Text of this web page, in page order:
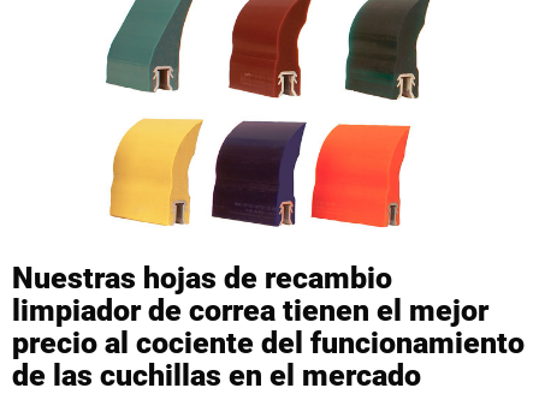
Nuestras hojas de recambio
limpiador de correa tienen el mejor
precio al cociente del funcionamiento
de las cuchillas en el mercado